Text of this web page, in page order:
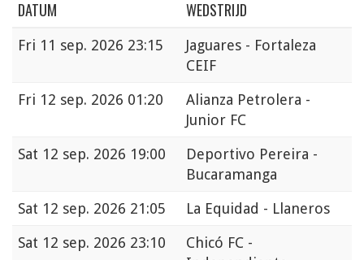
DATUM WEDSTRIJD
Fri 11 sep. 2026 23:15
Jaguares - Fortaleza
CEIF
Fri 12 sep. 2026 01:20
Alianza Petrolera -
Junior FC
Sat 12 sep. 2026 19:00
Deportivo Pereira -
Bucaramanga
Sat 12 sep. 2026 21:05
La Equidad - Llaneros
Sat 12 sep. 2026 23:10
Chicó FC -